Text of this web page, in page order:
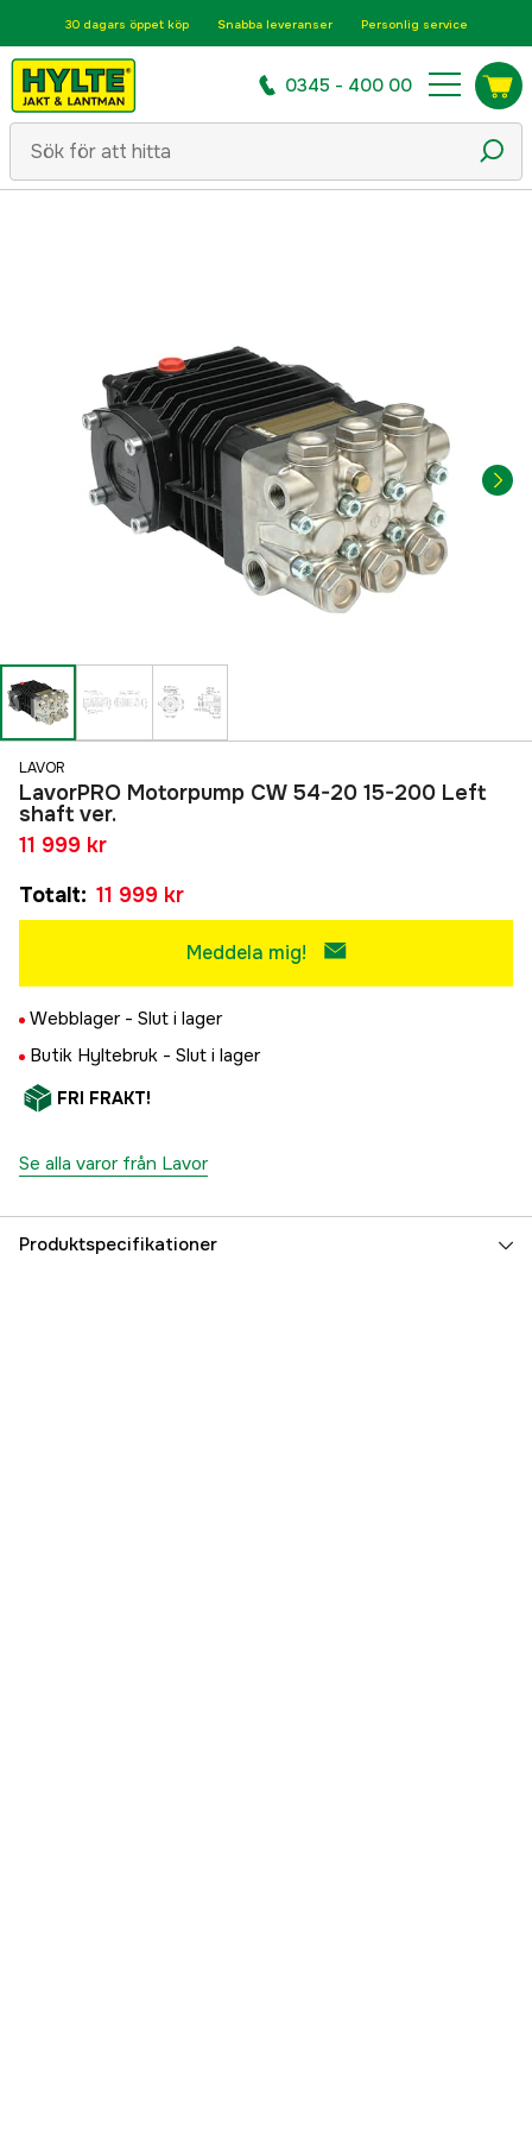
30 dagars öppet köp Snabba leveranser Personlig service
0345 - 400 00
LAVOR
LavorPRO Motorpump CW 54-20 15-200 Left
shaft ver.
11 999 kr
Totalt: 11 999 kr
Meddela mig!
Webblager - Slut i lager
Butik Hyltebruk - Slut i lager
FRI FRAKT!
Se alla varor från Lavor
Produktspecifikationer